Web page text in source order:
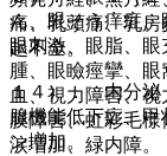
痛、乳頭痛、乳
起不全。
１４）． 内分泌
腺機能低下症、
ン増加。
ん、眼そう痒症
眼刺激、眼脂、
腫、眼瞼痙攣、
血、視力障害、
膜障害、虹彩毛
涙増加、緑内障。